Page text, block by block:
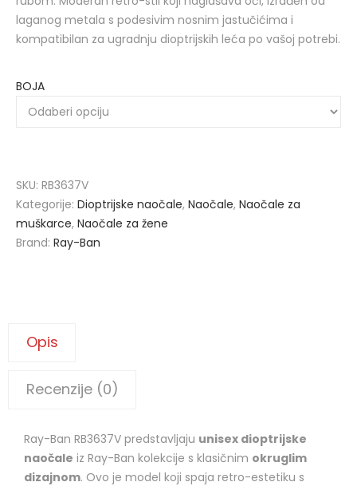
laganog metala s podesivim nosnim jastučićima i
kompatibilan za ugradnju dioptrijskih leća po vašoj potrebi.
BOJA
SKU: RB3637V
Kategorije: Dioptrijske naočale, Naočale, Naočale za
muškarce, Naočale za žene
Brand: Ray-Ban
Opis
Recenzije (0)
Ray-Ban RB3637V predstavljaju unisex dioptrijske
naočale iz Ray-Ban kolekcije s klasičnim okruglim
dizajnom. Ovo je model koji spaja retro-estetiku s